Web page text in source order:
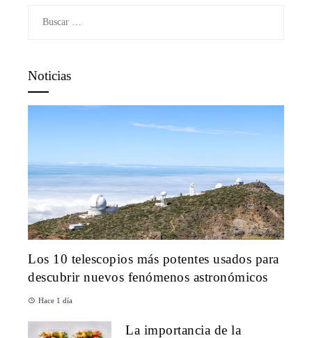
Noticias
Los 10 telescopios más potentes usados para
descubrir nuevos fenómenos astronómicos
Hace 1 día
La importancia de la